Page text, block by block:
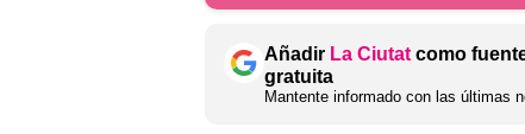
Añadir La Ciutatcomo
gratuita
Mantente informado con las últimas